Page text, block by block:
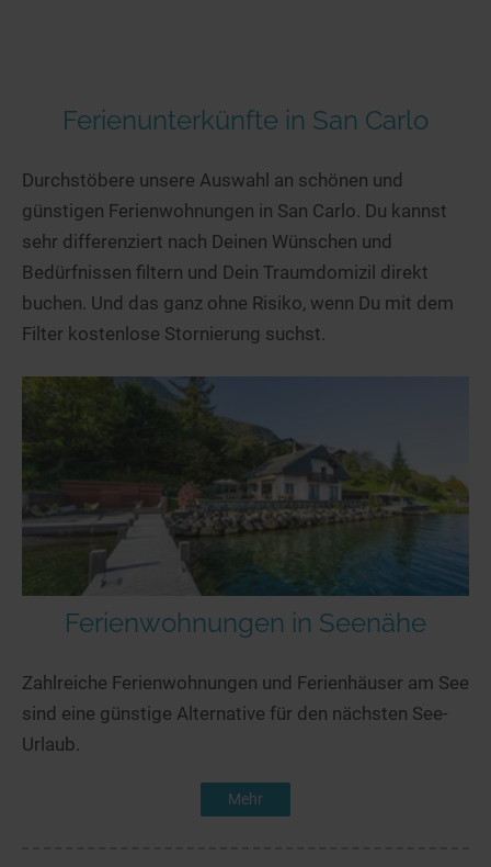
Ferienunterkünfte in San Carlo
Durchstöbere unsere Auswahl an schönen und
günstigen Ferienwohnungen in San Carlo. Du kannst
sehr differenziert nach Deinen Wünschen und
Bedürfnissen filtern und Dein Traumdomizil direkt
buchen. Und das ganz ohne Risiko, wenn Du mit dem
Filter kostenlose Stornierung suchst.
Ferienwohnungen in Seenähe
Zahlreiche Ferienwohnungen und Ferienhäuser am See
sind eine günstige Alternative für den nächsten See-
Urlaub.
Mehr